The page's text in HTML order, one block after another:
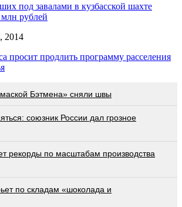
под завалами в кузбасской шахте
рублей
2014
просит продлить программу расселения
Бэтмена» сняли швы
союзник России дал грозное
рекорды по масштабам производства
по складам «шоколада и